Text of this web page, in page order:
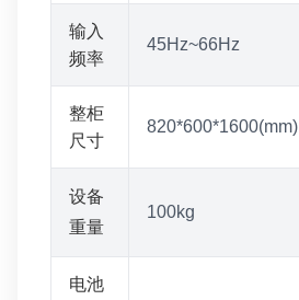
输入
频率
45Hz~66Hz
整柜
尺寸
820*600*1600(mm)
设备
重量
100kg
电池